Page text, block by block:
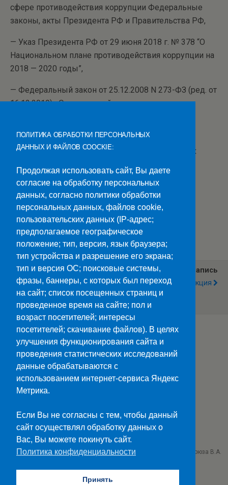
сфере противодействия коррупции Федеральные
законы, акты Президента РФ и Правительства РФ,
— Указ Президента РФ от 29 июня 2018 г. № 378 “О
Национальном плане противодействия коррупции на
2018 — 2020 годы”,
— Федеральный закон от 25.12.2008 N 273-ФЗ (ред. от
16.12.2019) «О противодействии коррупции»,
педагогических работников в системе
предупреждения коррупции в образовательных
«СКС. ЗАЧЕТКА без ВЗЯТКИ»>>
Текст и подборка материала: И.И. Лукъянцева
Категории:Новости
Предыдущая Запись
Учимся Культуре
Общения В Режиме
Следующая Запись
Первомайская Акция
Наверх
Мобильн.
Министерство науки и высшего образования>>
Госуслуги>>
ГБПОУ "Ставропольский колледж связи им. Героя Советского Союза В.А.
ПОЛИТИКА ОБРАБОТКИ ПЕРСОНАЛЬНЫХ
ДАННЫХ И ФАЙЛОВ COOCKIE:
Продолжая использовать сайт, Вы даете
согласие на обработку персональных
данных, согласно политики обработки
персональных данных, файлов cookie,
пользовательских данных (IP-адрес;
предполагаемое географическое
положение; тип, версия, язык браузера;
тип устройства и разрешение его экрана;
тип и версия ОС; поисковые системы,
фразы, баннеры, с которых был переход
на сайт; список посещенных страниц и
проведенное время на сайте; пол и
возраст посетителей; интересы
посетителей; скачивание файлов). В целях
улучшения функционирования сайта и
проведения статистических исследований
данные обрабатываются с
использованием интернет-сервиса Яндекс
Метрика.
Если Вы не согласны с тем, чтобы данный
сайт осуществлял обработку данных о
Вас, Вы можете покинуть сайт.
Политика конфиденциальности
Принять